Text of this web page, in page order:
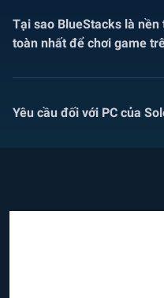
Tại sao BlueStacks là
toàn nhất để chơi game
Yêu cầu đối với PC của